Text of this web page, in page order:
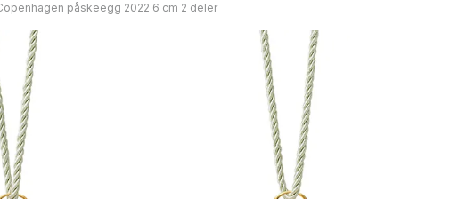
påskeegg 2022 6 cm 2 deler